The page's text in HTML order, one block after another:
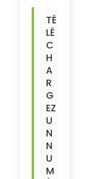
TÉ
LÉ
C
H
A
R
G
EZ
U
N
N
U
M